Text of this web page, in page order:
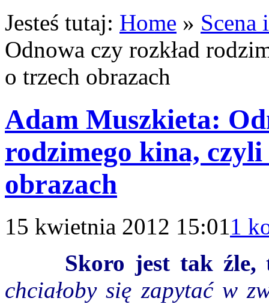
Jesteś tutaj: Home » Scena
Odnowa czy rozkład
o trzech obrazach
Adam Muszkieta:
rodzimego kina,
obrazach
15 kwietnia 2012 15:011
Skoro jest tak źle, to
chciałoby się zapytać w